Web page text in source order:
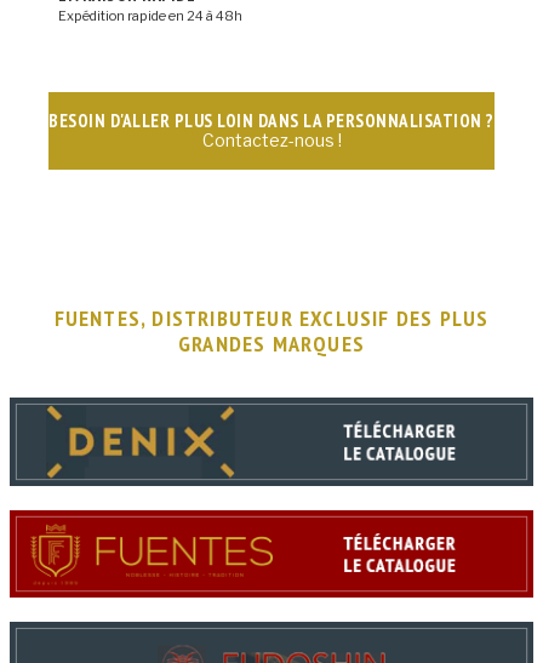
Expédition rapide en 24 à 48h
BESOIN D'ALLER PLUS LOIN DANS LA PERSONNALISATION ?
Contactez-nous !
FUENTES, DISTRIBUTEUR EXCLUSIF DES PLUS
GRANDES MARQUES